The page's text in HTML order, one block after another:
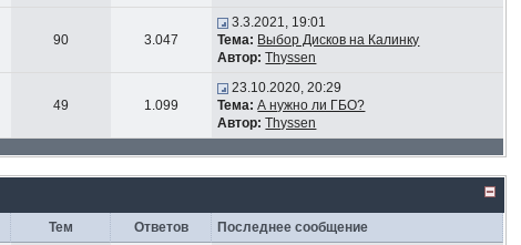
90 3.047
3.3.2021, 19:01
Тема: Выбор Дисков на Калинку
Автор: Thyssen
49 1.099
23.10.2020, 20:29
Тема: А нужно ли ГБО?
Автор: Thyssen
Тем Ответов Последнее сообщение